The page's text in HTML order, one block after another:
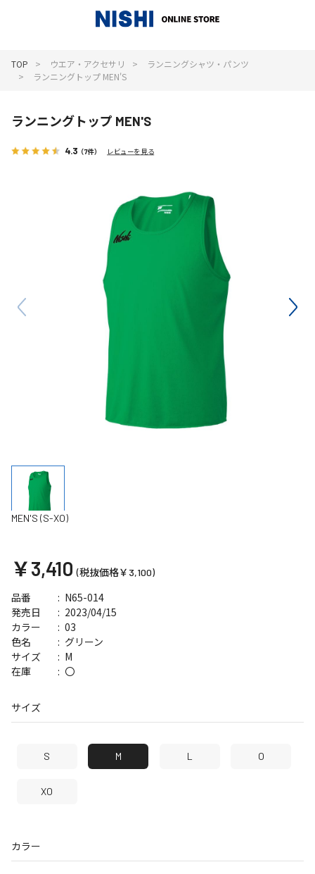
TOP ウエア・アクセサリ
ランニングシャツ・パンツ
ランニングトップ MEN'S
ランニングトップ MEN'S
4.3 （7件） レビューを見る
MEN'S (S-XO)
￥3,410 (税抜価格￥3,100)
品番 N65-014
発売日 2023/04/15
サイズ M
カラー 03
在庫 〇
色名 グリーン
サイズ
S M L O
XO
カラー